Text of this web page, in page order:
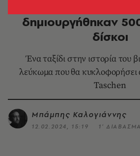
δημιουργήθηκαν
δίσκοι
Ένα ταξίδι στην ιστορία του
λεύκωμα που θα κυκλοφορήσει
Taschen
Μπάμπης Καλογιάννης
12.02.2024, 15:19 1’ ΔΙΑΒΑΣΜΑ